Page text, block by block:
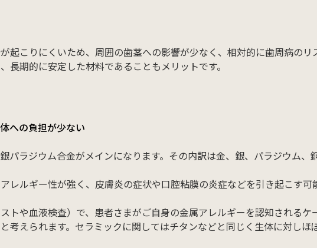
起こりにくいため、周囲の歯茎への影響が少なく、相対的に歯周病の
長期的に安定した材料であることもメリットです。
への負担が少ない
パラジウム合金がメインになります。その内訳は金、銀、パラジウム、
レルギー性が強く、皮膚炎の症状や口腔粘膜の炎症などを引き起こす可
トや血液検査）で、患者さまがご自身の金属アレルギーを認知される
考えられます。セラミックに関してはチタンなどと同じく生体に対しほ